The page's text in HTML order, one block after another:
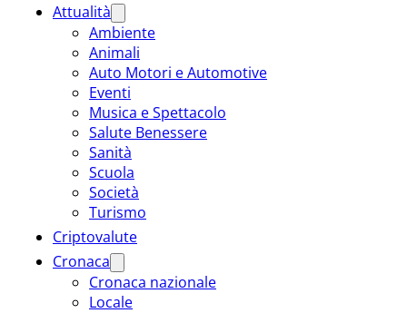
Attualità
Ambiente
Animali
Auto Motori e Automotive
Eventi
Musica e Spettacolo
Salute Benessere
Sanità
Scuola
Società
Turismo
Criptovalute
Cronaca
Cronaca nazionale
Locale